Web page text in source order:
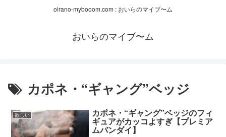
oirano-mybooom.com : おいらのマイブ〜ム
おいらのマイブ〜ム
カポネ・“ギャング”ベッジ
欲しい カポネ・“ギャング”ベッジのフィ
ギュアがカッコよすぎ【プレミア
ムバンダイ】